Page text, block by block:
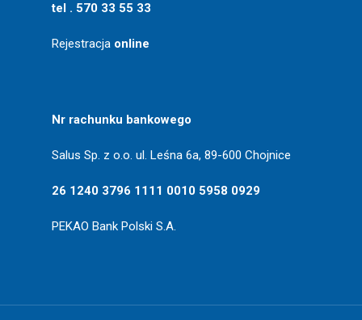
tel . 570 33 55 33
Rejestracja online
Nr rachunku bankowego
Salus Sp. z o.o. ul. Leśna 6a, 89-600 Chojnice
26 1240 3796 1111 0010 5958 0929
PEKAO Bank Polski S.A.